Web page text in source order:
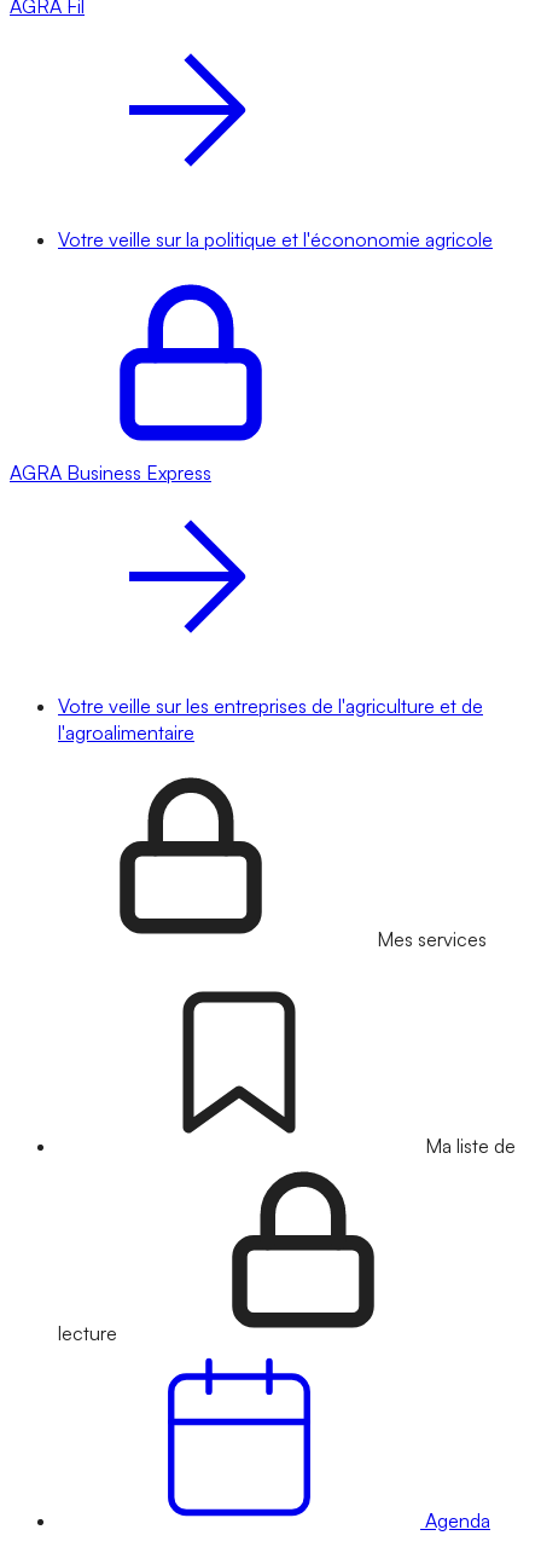
AGRA Fil
Votre veille sur la politique et l'écononomie agricole
AGRA Business Express
Votre veille sur les entreprises de l'agriculture et de
l'agroalimentaire
Mes services
Ma liste de
lecture
Agenda